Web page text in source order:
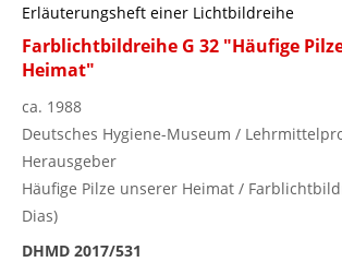
Erläuterungsheft einer Lichtbildreihe
Farblichtbildreihe G 32 "Häufige
Heimat"
ca. 1988
Deutsches Hygiene-Museum /
Herausgeber
Häufige Pilze unserer Heimat /
Dias)
DHMD 2017/531